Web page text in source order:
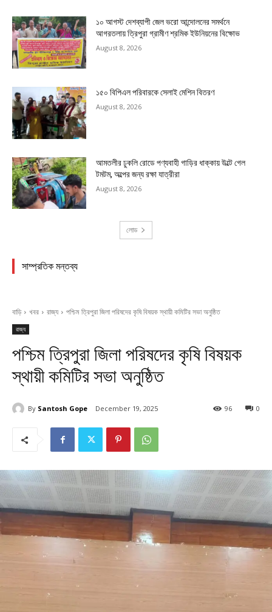
১০ আগস্ট দেশব্যাপী জেল ভরো আন্দোলনের সমর্থনে
আগরতলায় ত্রিপুরা গ্রামীণ শ্রমিক ইউনিয়নের বিক্ষোভ
August 8, 2026
১৫০ বিপিএল পরিবারকে সেলাই মেশিন বিতরণ
August 8, 2026
আমতলীর ঢুকলি রোডে পণ্যবাহী গাড়ির ধাক্কায় উল্টে গেল
টমটম, অল্পের জন্য রক্ষা যাত্রীরা
August 8, 2026
লোড
সাম্প্রতিক মন্তব্য